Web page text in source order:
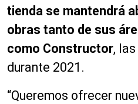
tienda se mantendrá
obras tanto de sus
como Constructor,
durante 2021.
“Queremos ofrecer